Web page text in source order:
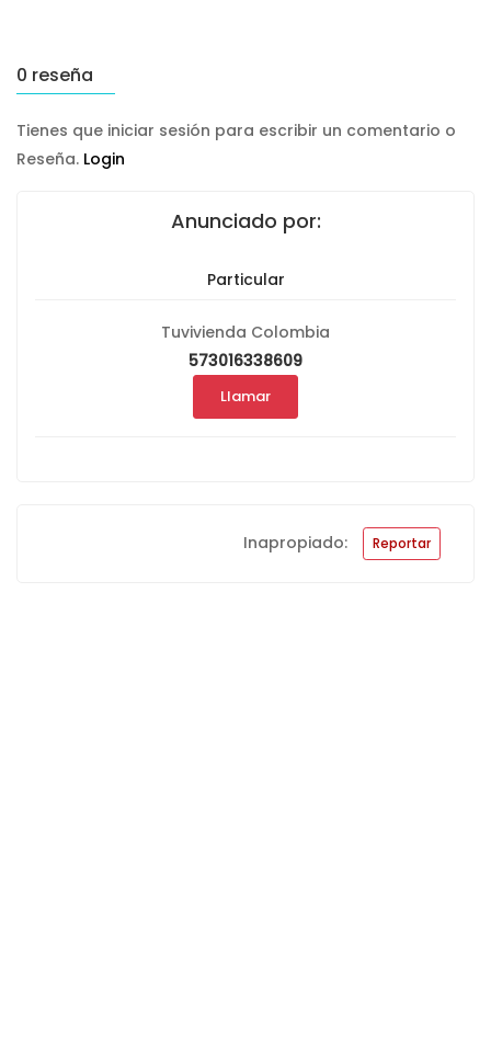
0 reseña
Tienes que iniciar sesión para escribir un comentario o
Reseña. Login
Anunciado por:
Particular
Tuvivienda Colombia
573016338609
Llamar
Inapropiado: Reportar